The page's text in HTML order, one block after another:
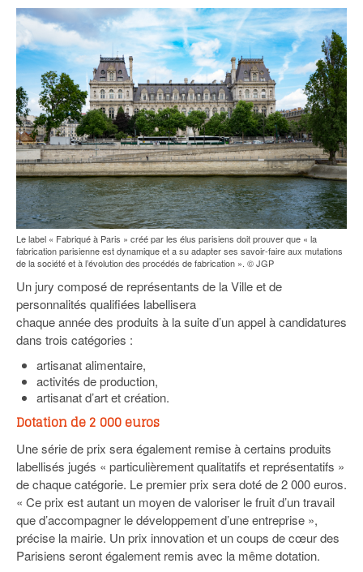
Le label « Fabriqué à Paris » créé par les élus parisiens doit prouver que « la
fabrication parisienne est dynamique et a su adapter ses savoir-faire aux mutations
de la société et à l’évolution des procédés de fabrication ». © JGP
Un jury composé de représentants de la Ville et de
personnalités qualifiées labellisera
chaque année des produits à la suite d’un appel à candidatures
dans trois catégories :
artisanat alimentaire,
activités de production,
artisanat d’art et création.
Dotation de 2 000 euros
Une série de prix sera également remise à certains produits
labellisés jugés « particulièrement qualitatifs et représentatifs »
de chaque catégorie. Le premier prix sera doté de 2 000 euros.
« Ce prix est autant un moyen de valoriser le fruit d’un travail
que d’accompagner le développement d’une entreprise »,
précise la mairie. Un prix innovation et un coups de cœur des
Parisiens seront également remis avec la même dotation.